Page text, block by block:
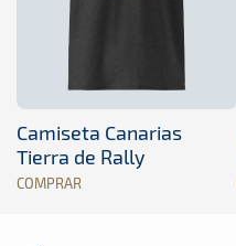
Camiseta Canarias
Tierra de Rally
COMPRAR